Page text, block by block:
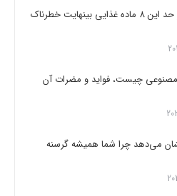
مصرف بیش از حد این 8 ماده غذایی بینهایت خطرناک
چیست، فواید و مضرات آن
نشان می‌دهد چرا شما همیشه گرسنه